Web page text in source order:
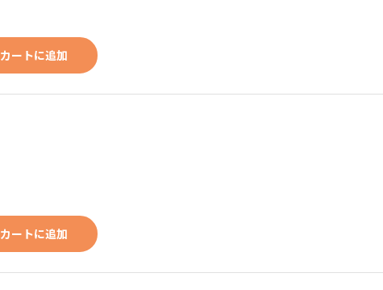
カートに追加
カートに追加